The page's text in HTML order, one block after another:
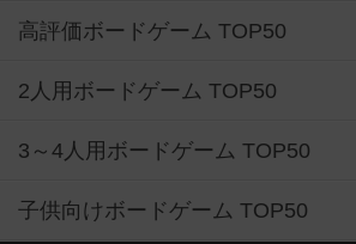
高評価ボードゲーム TOP50
2人用ボードゲーム TOP50
3～4人用ボードゲーム TOP50
子供向けボードゲーム TOP50